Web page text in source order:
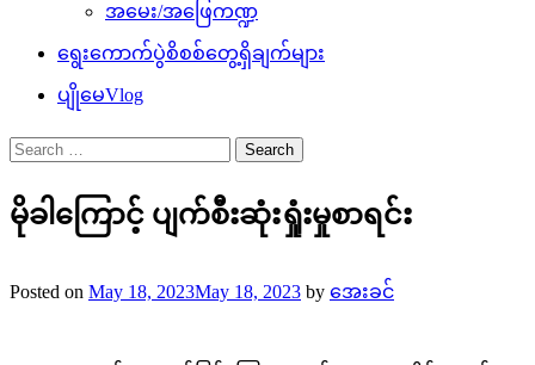
အမေး/အဖြေကဏ္ဍ
ရွေးကောက်ပွဲစိစစ်တွေ့ရှိချက်များ
ပျိုမေVlog
Search
for:
မိုခါကြောင့် ပျက်စီးဆုံးရှုံးမှုစာရင်း
Posted on May 18, 2023May 18, 2023 by အေးခင်